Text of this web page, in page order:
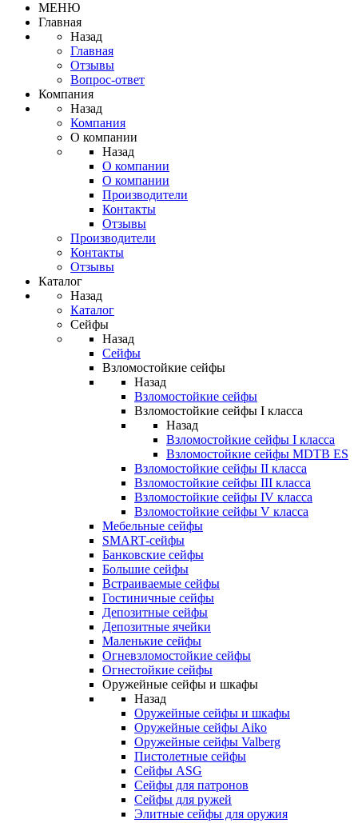
МЕНЮ
Главная
Назад
Главная
Отзывы
Вопрос-ответ
Компания
Назад
Компания
О компании
Назад
О компании
О компании
Производители
Контакты
Отзывы
Производители
Контакты
Отзывы
Каталог
Назад
Каталог
Сейфы
Назад
Сейфы
Взломостойкие сейфы
Назад
Взломостойкие сейфы
Взломостойкие сейфы I класса
Назад
Взломостойкие сейфы I класса
Взломостойкие сейфы MDTB ES
Взломостойкие сейфы II класса
Взломостойкие сейфы III класса
Взломостойкие сейфы IV класса
Взломостойкие сейфы V класса
Мебельные сейфы
SMART-сейфы
Банковские сейфы
Большие сейфы
Встраиваемые сейфы
Гостиничные сейфы
Депозитные сейфы
Депозитные ячейки
Маленькие сейфы
Огневзломостойкие сейфы
Огнестойкие сейфы
Оружейные сейфы и шкафы
Назад
Оружейные сейфы и шкафы
Оружейные сейфы Aiko
Оружейные сейфы Valberg
Пистолетные сейфы
Сейфы ASG
Сейфы для патронов
Сейфы для ружей
Элитные сейфы для оружия